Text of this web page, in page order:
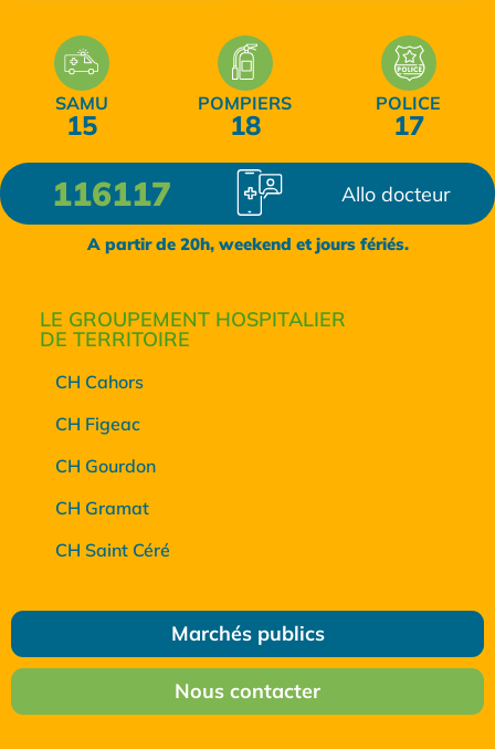
SAMU
15
POMPIERS
18
POLICE
17
116117 Allo docteur
A partir de 20h, weekend et jours fériés.
LE GROUPEMENT HOSPITALIER
DE TERRITOIRE
CH Cahors
CH Figeac
CH Gourdon
CH Gramat
CH Saint Céré
Marchés publics
Nous contacter